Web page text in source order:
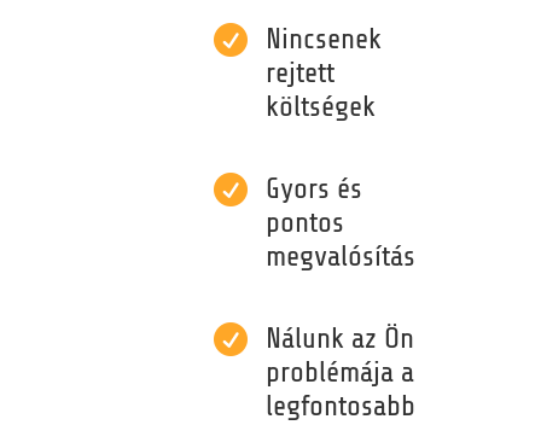

Nincsenek
rejtett
költségek
 Gyors és
pontos
megvalósítás

Nálunk az Ön
problémája a
legfontosabb